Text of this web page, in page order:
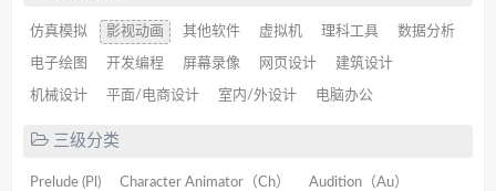
仿真模拟 影视动画 其他软件 虚拟机 理科工具 数据分析
电子绘图 开发编程 屏幕录像 网页设计 建筑设计
机械设计 平面/电商设计 室内/外设计 电脑办公
三级分类
Prelude (Pl) Character Animator（Ch） Audition（Au）